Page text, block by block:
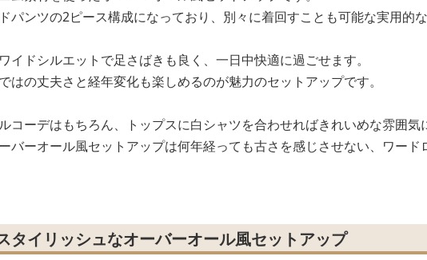
パンツの2ピース構成になっており、別々に着回すことも可能な実用的な
イドシルエットで足さばきも良く、一日中快適に過ごせます。
はの丈夫さと経年変化も楽しめるのが魅力のセットアップです。
コーデはもちろん、トップスに白シャツを合わせればきれいめな雰囲気
バーオール風セットアップは何年経っても古さを感じさせない、ワード
タイリッシュなオーバーオール風セットアップ